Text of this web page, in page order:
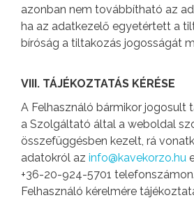
azonban nem továbbítható az
ha az adatkezelő egyetértett a
bíróság a tiltakozás jogosságát
VIII. TÁJÉKOZTATÁS KÉRÉSE
A Felhasználó bármikor jogosult
a Szolgáltató által a weboldal
összefüggésben kezelt, rá
adatokról az info@kavekorzo.hu
+36-20-924-5701
Felhasználó kérelmére